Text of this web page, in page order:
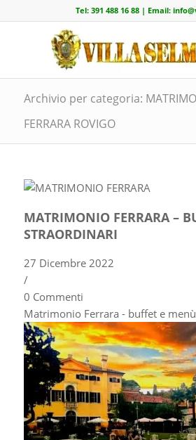
Tel: 391 488 16 88| Email:
Archivio per categoria:
FERRARA ROVIGO
MATRIMONIO FERRARA –
STRAORDINARI
27 Dicembre 2022
/
0 Commenti
Matrimonio Ferrara - buffet e